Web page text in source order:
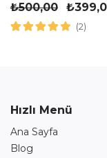
₺500,00 ₺
(2)
Hızlı Menü
Ana Sayfa
Blog